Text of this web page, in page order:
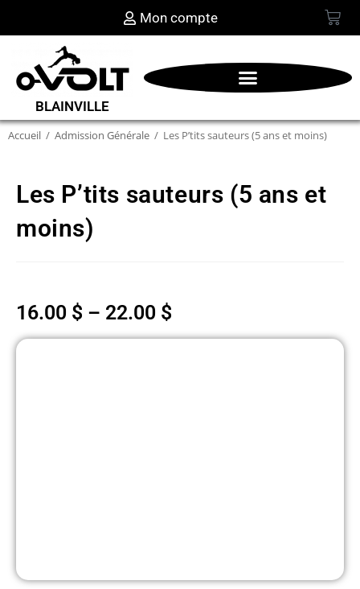
Mon compte
BLAINVILLE
Accueil / Admission Générale / Les P’tits sauteurs (5 ans et moins)
Les P’tits sauteurs (5 ans et
moins)
16.00 $ – 22.00 $